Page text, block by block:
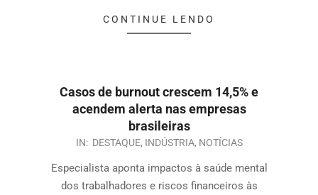
CONTINUE LENDO
Casos de burnout crescem 14,5% e
acendem alerta nas empresas
brasileiras
IN: DESTAQUE, INDÚSTRIA, NOTÍCIAS
Especialista aponta impactos à saúde mental
dos trabalhadores e riscos financeiros às